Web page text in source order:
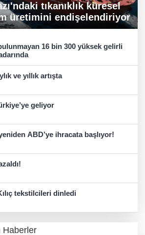
tıkanıklık küresel
üretimini endişelendiriyor
16 bin 300 yüksek gelirli
ve yıllık artışta
geliyor
ABD’ye ihracata başlıyor!
tekstilcileri dinledi
Haberler